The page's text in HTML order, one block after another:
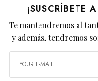
¡SUSCRÍBETE
Te mantendremos al
y además, tendremos